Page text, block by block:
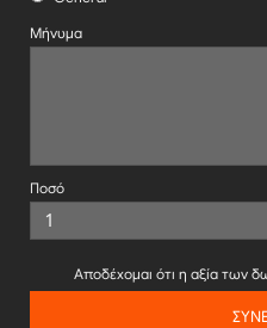
Μήνυμα
Ποσό
Αποδέχομαι ότι η αξία των